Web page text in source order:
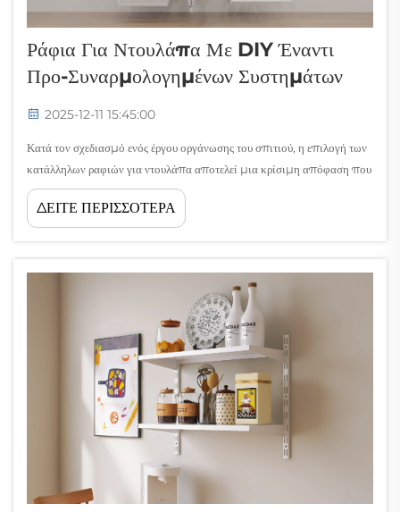
Ράφια Για Ντουλάπα Με DIY Έναντι
Προ-Συναρμολογημένων Συστημάτων
2025-12-11 15:45:00
Κατά τον σχεδιασμό ενός έργου οργάνωσης του σπιτιού, η επιλογή των
κατάλληλων ραφιών για ντουλάπα αποτελεί μια κρίσιμη απόφαση που
επηρεάζει τόσο τη λειτουργικότητα όσο και τον προϋπολογισμό.
Σήμερα, οι ιδιοκτήτες σπιτιών αντιμετωπίζουν μια σημαντική επιλογή
ΔΕΙΤΕ ΠΕΡΙΣΣΟΤΕΡΑ